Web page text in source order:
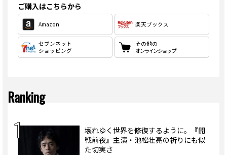
ご購入はこちらから
Amazon 楽天ブックス
セブンネット
ショッピング
その他の
オンラインショップ
Ranking
壊れゆく世界を修復するように。『開
戦前夜』主演・池松壮亮の祈りにも似
た切実さ